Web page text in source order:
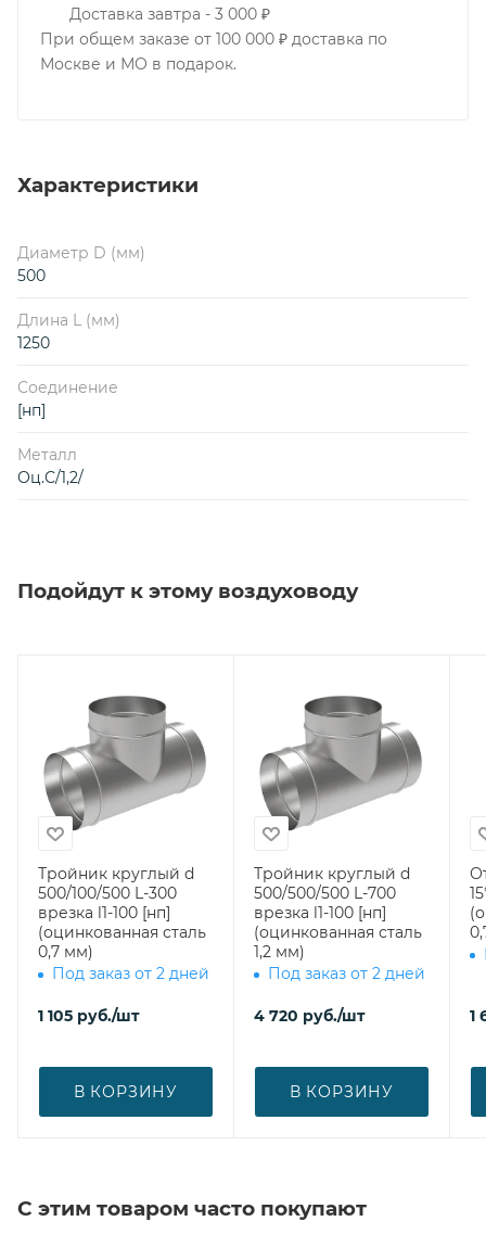
Доставка завтра - 3 000 ₽
При общем заказе от 100 000 ₽ доставка по
Москве и МО в подарок.
Характеристики
Диаметр D (мм)
500
Длина L (мм)
1250
Соединение
[нп]
Металл
Оц.С/1,2/
Подойдут к этому воздуховоду
Тройник круглый d
500/100/500 L-300
врезка l1-100 [нп]
(оцинкованная сталь
0,7 мм)
Под заказ от 2 дней
1 105 руб./шт
В КОРЗИНУ
Тройник круглый d
500/500/500 L-700
врезка l1-100 [нп]
(оцинкованная сталь
1,2 мм)
Под заказ от 2 дней
4 720 руб./шт
В КОРЗИНУ
1
С этим товаром часто покупают